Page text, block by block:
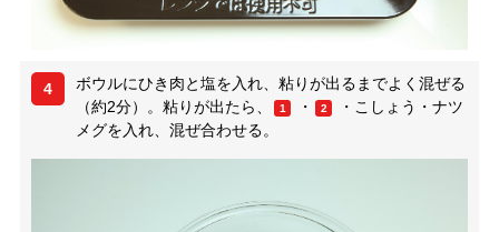
4
ボウルにひき肉と塩を入れ、粘りが出るまでよく混ぜる
（約2分）。粘りが出たら、
1 ・ 2
・こしょう・ナツ
メグを入れ、混ぜ合わせる。